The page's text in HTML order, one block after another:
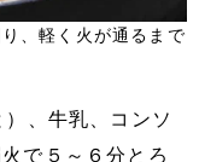
、軽く火が通るまで
）、牛乳、コンソ
で５～６分とろ